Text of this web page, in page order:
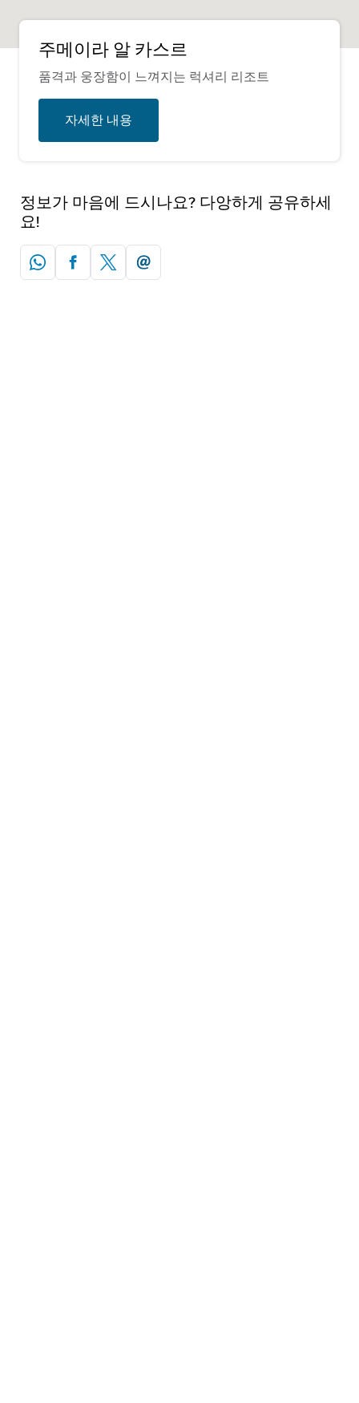
주메이라 알 카스르
품격과 웅장함이 느껴지는 럭셔리 리조트
자세한 내용
정보가 마음에 드시나요? 다앙하게 공유하세
요!